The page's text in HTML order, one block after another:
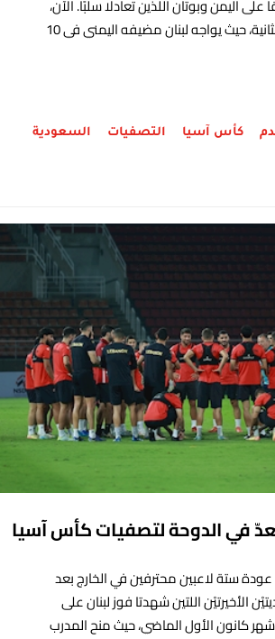
اليمن وبوتان اللذين تعادلا سلبًا. الآن،
تتجه الأنظار نحو الجولة الثانية، حيث يواجه لبنان مضيفه اليمني في 10
كأس آسيا التصفيات السعودية
في الدوحة لتصفيات كأس آسيا
عودة ستة لاعبين محترفين في الخارج بعد
الأخيرتيْن اللتين شهدتا فوز لبنان على
كانون الأول الماضي، حيث منح المدرب